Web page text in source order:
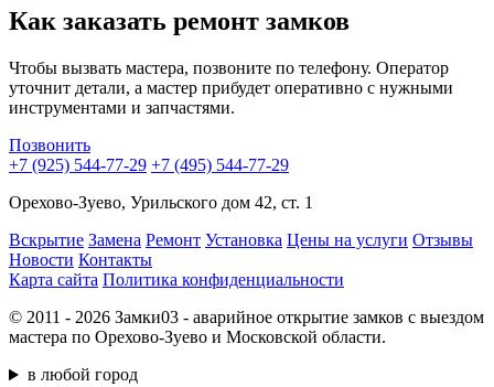
Как заказать ремонт замков
Чтобы вызвать мастера, позвоните по телефону. Оператор
уточнит детали, а мастер прибудет оперативно с нужными
инструментами и запчастями.
Позвонить
+7 (925) 544-77-29 +7 (495) 544-77-29
Орехово-Зуево, Урильского дом 42, ст. 1
Вскрытие Замена Ремонт Установка Цены на услуги Отзывы
Новости Контакты
Карта сайта Политика конфиденциальности
© 2011 - 2026 Замки03 - аварийное открытие замков с выездом
мастера по Орехово-Зуево и Московской области.
в любой город